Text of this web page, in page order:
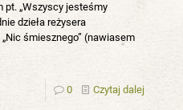
pt. „Wszyscy jesteśmy
dzieła reżysera
śmiesznego” (nawiasem
0 Czytaj dalej